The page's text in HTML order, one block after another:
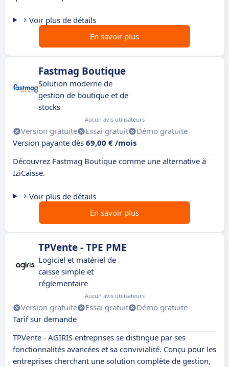
Voir plus de détails
En savoir plus
Fastmag Boutique
Solution moderne de
gestion de boutique et de
stocks
Aucun avis utilisateurs
Version gratuite Essai gratuit
Démo gratuite
Version payante dès 69,00 € /mois
Découvrez Fastmag Boutique comme une alternative à
IziCaisse.
Voir plus de détails
En savoir plus
TPVente - TPE PME
Logiciel et matériel de
caisse simple et
réglementaire
Aucun avis utilisateurs
Version gratuite Essai gratuit
Démo gratuite
Tarif sur demande
TPVente - AGIRIS entreprises se distingue par ses
fonctionnalités avancées et sa convivialité. Conçu pour les
entreprises cherchant une solution complète de gestion,